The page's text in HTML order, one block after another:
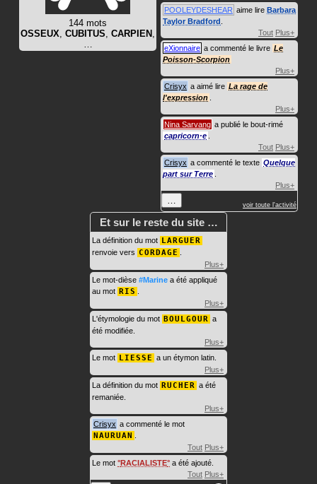
144 mots
OSSEUX CUBITUS CARPIEN
POOLEYDESHEAR aime lire Barbara
Taylor Bradford
Tout Plus+
eXionnaire a commenté le livre Le
Poisson-Scorpion
Plus+
Crisyx a aimé lire La rage de
l'expression
Plus+
Nina Sarvang a publié le bout-rimé
capricorn·e
Tout Plus+
Crisyx a commenté le texte Quelque
part sur Terre
Plus+
voir toute l'activité
Et sur le reste du site …
La définition du mot LARGUER
renvoie vers CORDAGE
Plus+
Le mot-dièse #Marine a été appliqué
au mot RIS
Plus+
L'étymologie du mot BOULGOUR a
été modifiée.
Plus+
Le mot LIESSE a un étymon latin.
Plus+
La définition du mot RUCHER a été
remaniée.
Plus+
Crisyx a commenté le mot
NAURUAN
Tout Plus+
Le mot RACIALISTE a été ajouté.
Tout Plus+